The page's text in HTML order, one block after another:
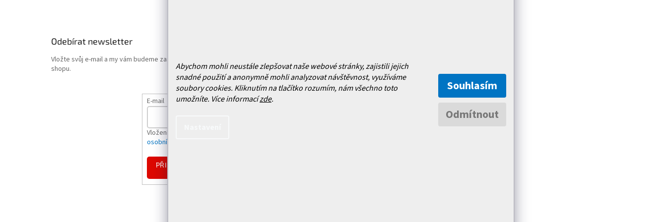
Abychom mohli neustále zlepšovat naše webové stránky, zajistili jejich
snadné použití a anonymně mohli analyzovat návštěvnost, využíváme
soubory cookies. Kliknutím na tlačítko rozumím, nám všechno toto
umožníte. Více informacízde.
Odmítnout
Souhlasím
Odebírat newsletter
Vložte svůj e-mail a my vám budeme zasílat informace o nových produktech na našem e-
shopu.
E-mail
Vložením e-mailu souhlasíte s
osobních údajů
PŘIHLÁSIT